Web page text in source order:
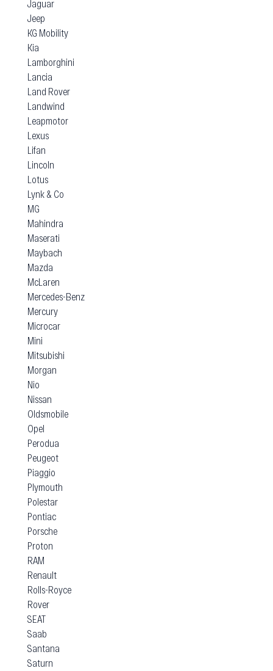
Jaguar
Jeep
KG Mobility
Kia
Lamborghini
Lancia
Land Rover
Landwind
Leapmotor
Lexus
Lifan
Lincoln
Lotus
Lynk & Co
MG
Mahindra
Maserati
Maybach
Mazda
McLaren
Mercedes-Benz
Mercury
Microcar
Mini
Mitsubishi
Morgan
Nio
Nissan
Oldsmobile
Opel
Perodua
Peugeot
Piaggio
Plymouth
Polestar
Pontiac
Porsche
Proton
RAM
Renault
Rolls-Royce
Rover
SEAT
Saab
Santana
Saturn